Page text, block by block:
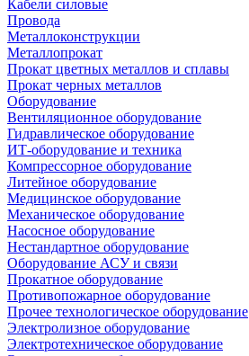
Кабели силовые
Провода
Металлоконструкции
Металлопрокат
Прокат цветных металлов и сплавы
Прокат черных металлов
Оборудование
Вентиляционное оборудование
Гидравлическое оборудование
ИТ-оборудование и техника
Компрессорное оборудование
Литейное оборудование
Медицинское оборудование
Механическое оборудование
Насосное оборудование
Нестандартное оборудование
Оборудование АСУ и связи
Прокатное оборудование
Противопожарное оборудование
Прочее технологическое оборудование
Электролизное оборудование
Электротехническое оборудование